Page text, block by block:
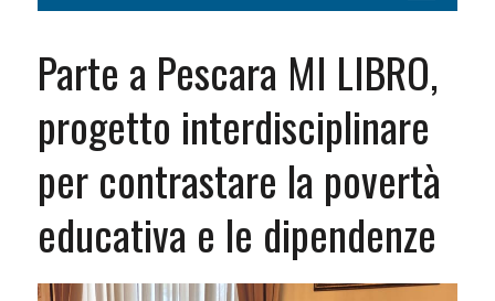
Parte a Pescara MI LIBRO,
progetto interdisciplinare
per contrastare la povertà
educativa e le dipendenze